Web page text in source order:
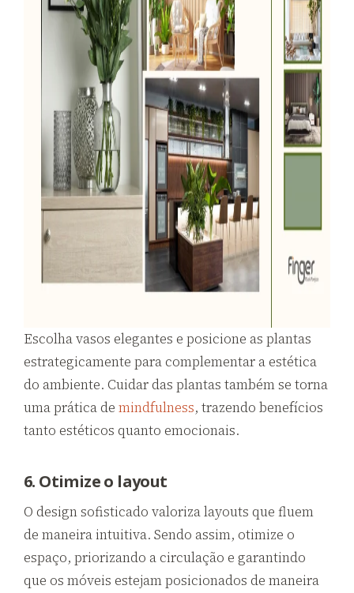
Escolha vasos elegantes e posicione as plantas
estrategicamente para complementar a estética
do ambiente. Cuidar das plantas também se torna
uma prática de mindfulness, trazendo benefícios
tanto estéticos quanto emocionais.
6. Otimize o layout
O design sofisticado valoriza layouts que fluem
de maneira intuitiva. Sendo assim, otimize o
espaço, priorizando a circulação e garantindo
que os móveis estejam posicionados de maneira